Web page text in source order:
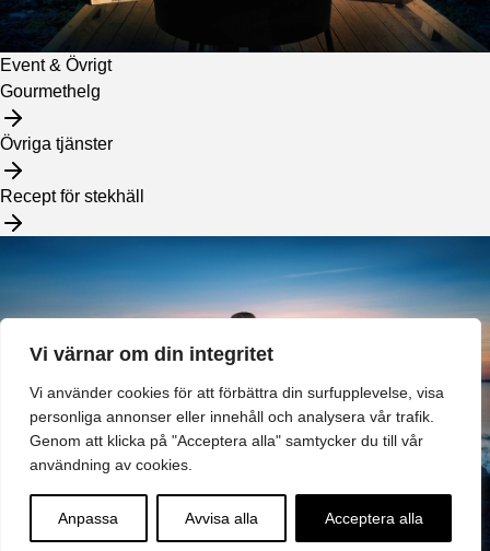
Vi värnar om din integritet
Vi använder cookies för att förbättra din surfupplevelse, visa
personliga annonser eller innehåll och analysera vår trafik.
Genom att klicka på "Acceptera alla" samtycker du till vår
användning av cookies.
Anpassa Avvisa alla Acceptera alla
Event & Övrigt
Gourmethelg
Övriga tjänster
Recept för stekhäll